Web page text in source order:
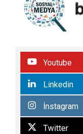
Youtube
Linkedin
İnstagram
Twitter